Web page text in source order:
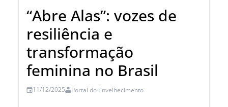
“Abre Alas”: vozes de
resiliência e
transformação
feminina no Brasil
11/12/2025 Portal do Envelhecimento